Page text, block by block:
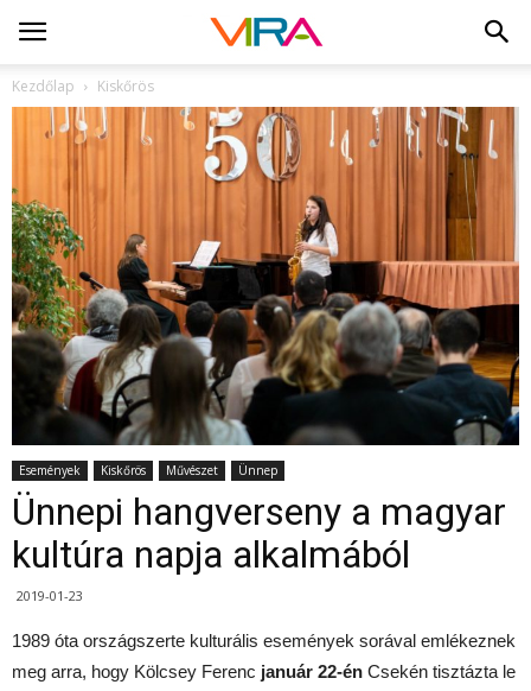
Kezdőlap Kiskőrös
Események Kiskőrös Művészet Ünnep
Ünnepi hangverseny a magyar
kultúra napja alkalmából
2019-01-23
1989 óta országszerte kulturális események sorával emlékeznek
meg arra, hogy Kölcsey Ferenc január 22-én Csekén tisztázta le